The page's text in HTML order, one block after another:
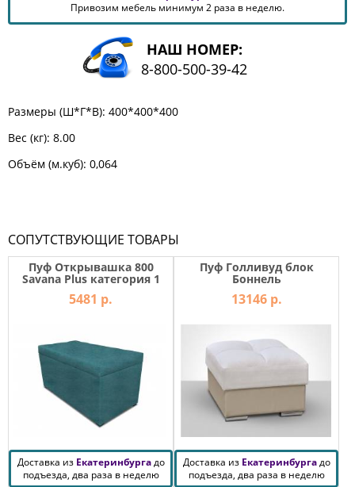
Привозим мебель минимум 2 раза в неделю.
НАШ НОМЕР:
8-800-500-39-42
Размеры (Ш*Г*В): 400*400*400
Вес (кг): 8.00
Объём (м.куб): 0,064
СОПУТСТВУЮЩИЕ ТОВАРЫ
Пуф Открывашка 800
Savana Plus категория 1
5481 р.
Доставка из Екатеринбургадо
подъезда, два раза в неделю
Пуф Голливуд блок
Боннель
13146 р.
Доставка из Екатеринбургадо
подъезда, два раза в неделю
КОМОДЫ
ЖУРНАЛЬНЫЕ
ТУАЛЕТНЫЕ
БАНКЕТКИ
И
ДИВАНЧИКИ
САДОВАЯ
МЕБЕЛЬ
ФАБРИКИ
МЕБЕЛИ